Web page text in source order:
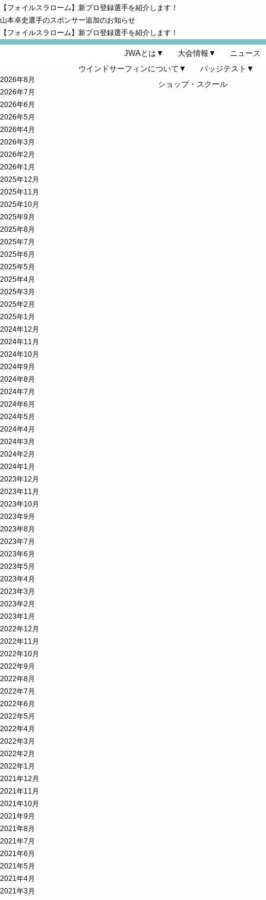
JWAとは▼ 大会情報▼
ニュース
ウインドサーフィンについて▼
バッジテスト▼
ショップ・スクール
【フォイルスラローム】新プロ登録選手を紹介します！
山本卓史選手のスポンサー追加のお知らせ
【フォイルスラローム】新プロ登録選手を紹介します！
アーカイブ
2026年8月
2026年7月
2026年6月
2026年5月
2026年4月
2026年3月
2026年2月
2026年1月
2025年12月
2025年11月
2025年10月
2025年9月
2025年8月
2025年7月
2025年6月
2025年5月
2025年4月
2025年3月
2025年2月
2025年1月
2024年12月
2024年11月
2024年10月
2024年9月
2024年8月
2024年7月
2024年6月
2024年5月
2024年4月
2024年3月
2024年2月
2024年1月
2023年12月
2023年11月
2023年10月
2023年9月
2023年8月
2023年7月
2023年6月
2023年5月
2023年4月
2023年3月
2023年2月
2023年1月
2022年12月
2022年11月
2022年10月
2022年9月
2022年8月
2022年7月
2022年6月
2022年5月
2022年4月
2022年3月
2022年2月
2022年1月
2021年12月
2021年11月
2021年10月
2021年9月
2021年8月
2021年7月
2021年6月
2021年5月
2021年4月
2021年3月